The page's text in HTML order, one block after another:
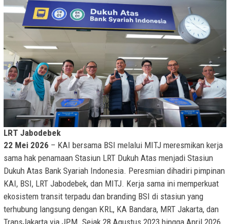
LRT Jabodebek
22 Mei 2026 – KAI bersama BSI melalui MITJ meresmikan kerja
sama hak penamaan Stasiun LRT Dukuh Atas menjadi Stasiun
Dukuh Atas Bank Syariah Indonesia. Peresmian dihadiri pimpinan
KAI, BSI, LRT Jabodebek, dan MITJ. Kerja sama ini memperkuat
ekosistem transit terpadu dan branding BSI di stasiun yang
terhubung langsung dengan KRL, KA Bandara, MRT Jakarta, dan
TransJakarta via JPM. Sejak 28 Agustus 2023 hingga April 2026,